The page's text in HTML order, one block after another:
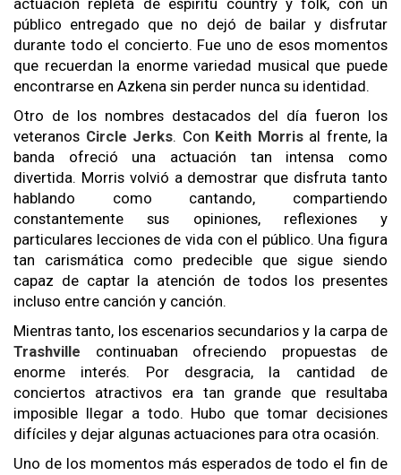
actuación repleta de espíritu country y folk, con un
público entregado que no dejó de bailar y disfrutar
durante todo el concierto. Fue uno de esos momentos
que recuerdan la enorme variedad musical que puede
encontrarse en Azkena sin perder nunca su identidad.
Otro de los nombres destacados del día fueron los
veteranos Circle Jerks. Con Keith Morrisal frente, la
banda ofreció una actuación tan intensa como
divertida. Morris volvió a demostrar que disfruta tanto
hablando como cantando, compartiendo
constantemente sus opiniones, reflexiones y
particulares lecciones de vida con el público. Una figura
tan carismática como predecible que sigue siendo
capaz de captar la atención de todos los presentes
incluso entre canción y canción.
Mientras tanto, los escenarios secundarios y la carpa de
Trashville continuaban ofreciendo propuestas de
enorme interés. Por desgracia, la cantidad de
conciertos atractivos era tan grande que resultaba
imposible llegar a todo. Hubo que tomar decisiones
difíciles y dejar algunas actuaciones para otra ocasión.
Uno de los momentos más esperados de todo el fin de